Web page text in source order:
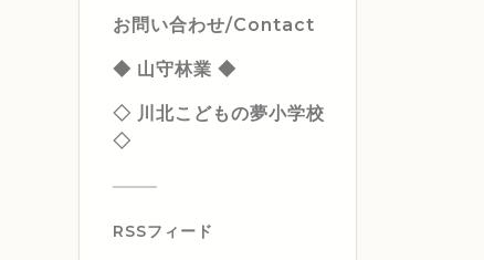
お問い合わせ/Contact
◆ 山守林業 ◆
◇ 川北こどもの夢小学校
◇
RSSフィード